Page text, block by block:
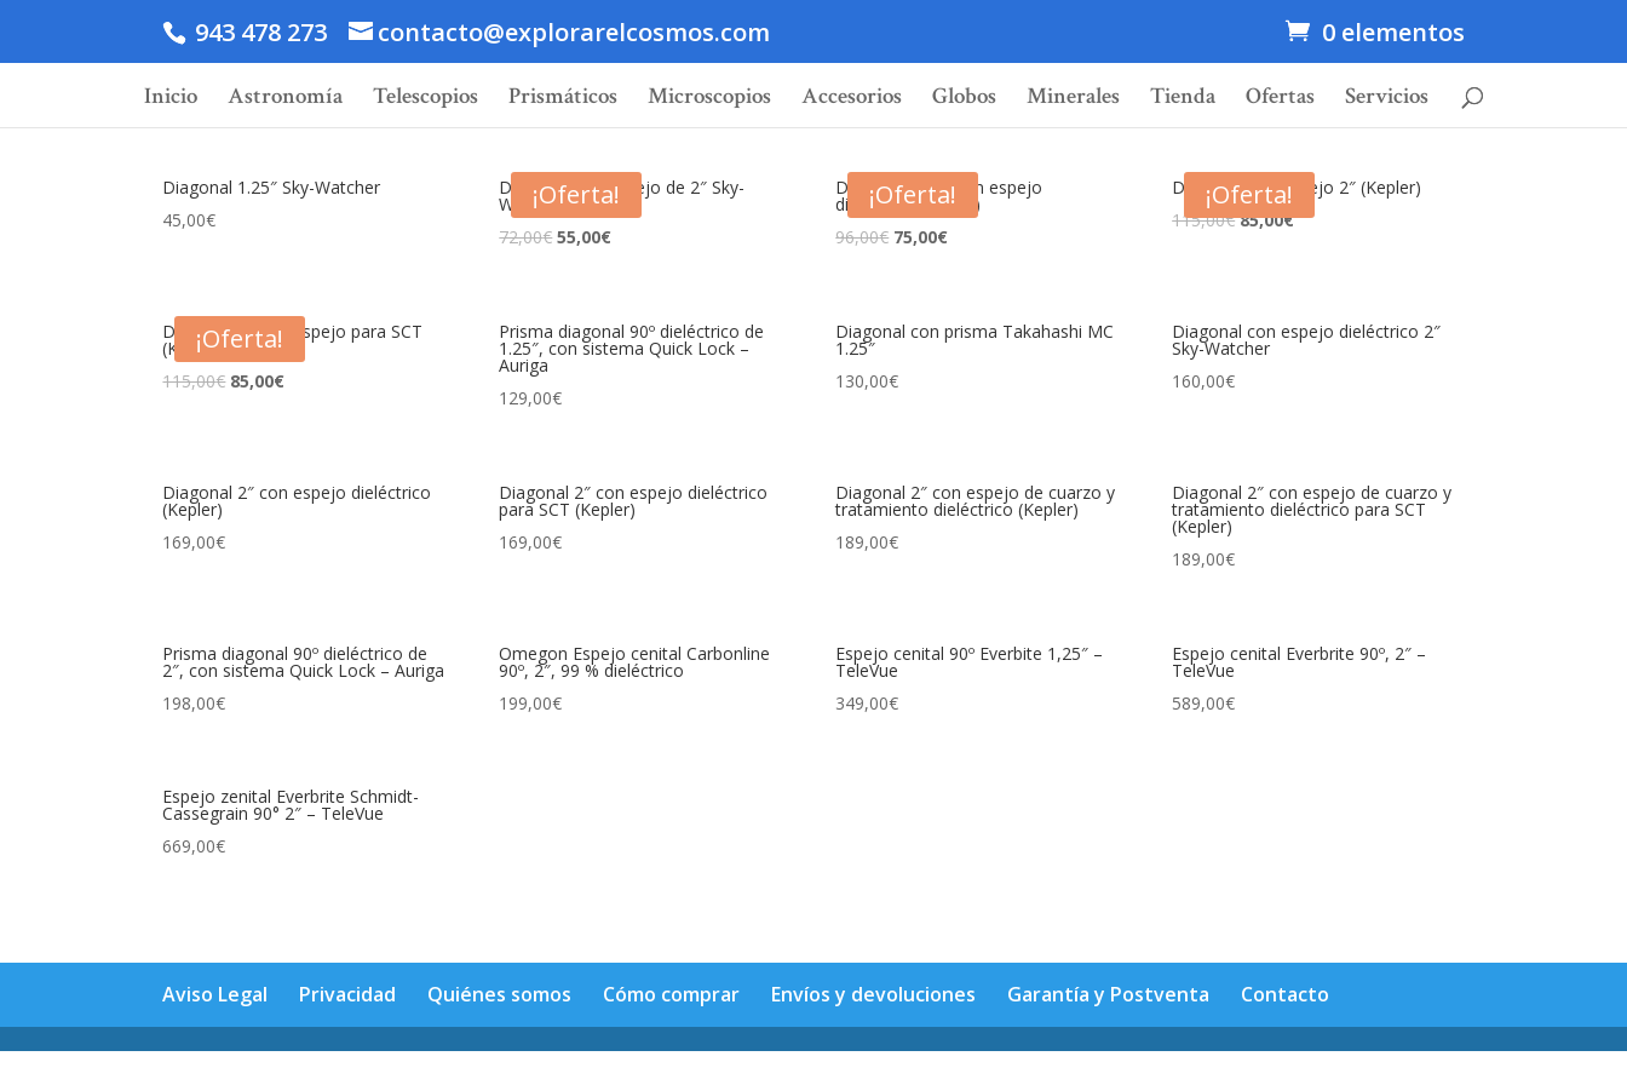
943 478 273 contacto@explorarelcosmos.com 0 elementos
Inicio Astronomía Telescopios Prismáticos Microscopios Accesorios Globos Minerales Tienda Ofertas Servicios
Diagonal 1.25″ Sky-Watcher
45,00€
¡Oferta!
Diagonal con espejo de 2″ Sky-
Watcher
72,00€ 55,00€
¡Oferta!
Diagonal 1.25″ con espejo
dieléctrico (Kepler)
96,00€ 75,00€
¡Oferta!
Diagonal con espejo 2″ (Kepler)
115,00€ 85,00€
¡Oferta!
Diagonal 2″ con espejo para SCT
(Kepler)
115,00€ 85,00€
Prisma diagonal 90º dieléctrico de
1.25″, con sistema Quick Lock –
Auriga
129,00€
Diagonal con prisma Takahashi MC
1.25″
130,00€
Diagonal con espejo dieléctrico 2″
Sky-Watcher
160,00€
Diagonal 2″ con espejo dieléctrico
(Kepler)
169,00€
Diagonal 2″ con espejo dieléctrico
para SCT (Kepler)
169,00€
Diagonal 2″ con espejo de cuarzo y
tratamiento dieléctrico (Kepler)
189,00€
Diagonal 2″ con espejo de cuarzo y
tratamiento dieléctrico para SCT
(Kepler)
189,00€
Prisma diagonal 90º dieléctrico de
2″, con sistema Quick Lock – Auriga
198,00€
Omegon Espejo cenital Carbonline
90º, 2″, 99 % dieléctrico
199,00€
Espejo cenital 90º Everbite 1,25″ –
TeleVue
349,00€
Espejo cenital Everbrite 90º, 2″ –
TeleVue
589,00€
Espejo zenital Everbrite Schmidt-
Cassegrain 90° 2″ – TeleVue
669,00€
Aviso Legal Privacidad Quiénes somos Cómo comprar Envíos y devoluciones Garantía y Postventa Contacto